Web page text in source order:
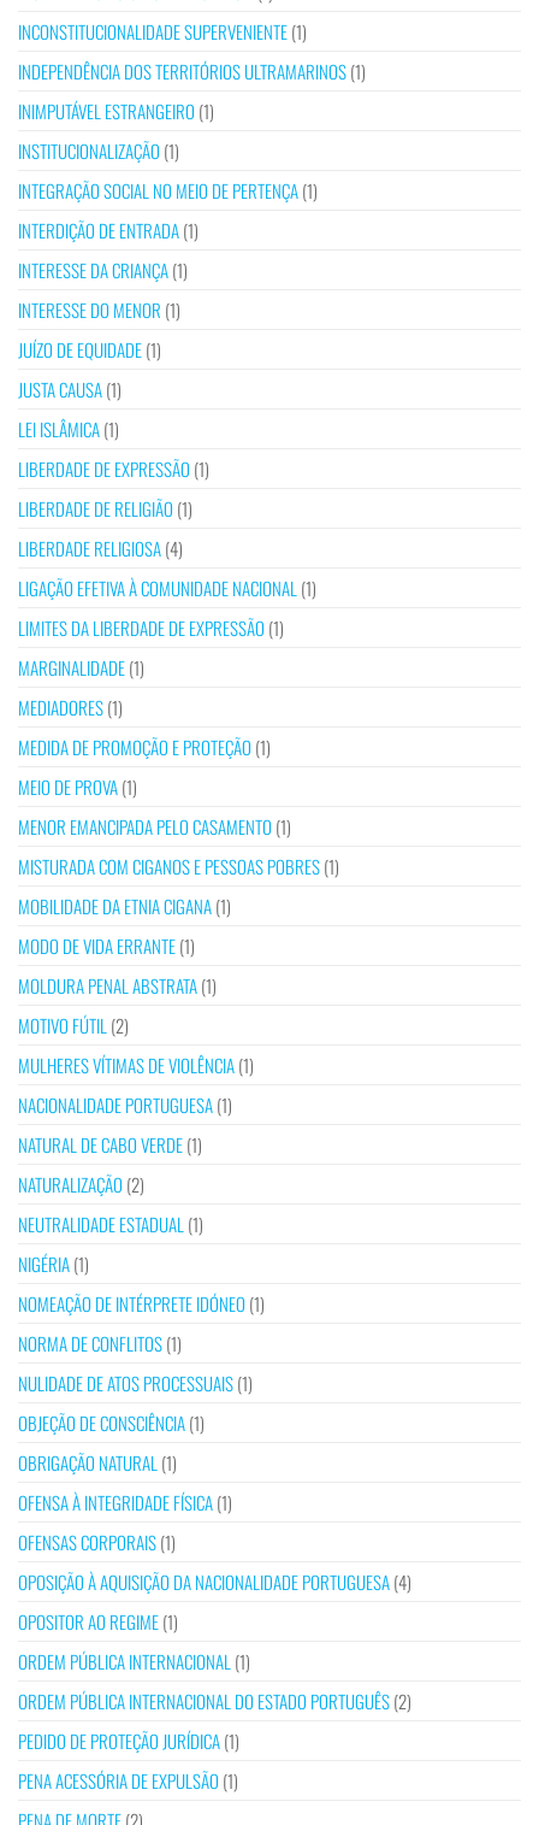
INCONSTITUCIONALIDADE SUPERVENIENTE(1)
INDEPENDÊNCIA DOS TERRITÓRIOS ULTRAMARINOS(1)
INIMPUTÁVEL ESTRANGEIRO (1)
INSTITUCIONALIZAÇÃO (1)
INTEGRAÇÃO SOCIAL NO MEIO DE PERTENÇA(1)
INTERDIÇÃO DE ENTRADA(1)
INTERESSE DA CRIANÇA(1)
INTERESSE DO MENOR (1)
JUÍZO DE EQUIDADE(1)
JUSTA CAUSA(1)
LEI ISLÂMICA(1)
LIBERDADE DE EXPRESSÃO (1)
LIBERDADE DE RELIGIÃO (1)
LIBERDADE RELIGIOSA(4)
LIGAÇÃO EFETIVA À COMUNIDADE NACIONAL (1)
LIMITES DA LIBERDADE DE EXPRESSÃO (1)
MARGINALIDADE(1)
MEDIADORES(1)
MEDIDA DE PROMOÇÃO E PROTEÇÃO (1)
MEIO DE PROVA(1)
MENOR EMANCIPADA PELO CASAMENTO (1)
MISTURADA COM CIGANOS E PESSOAS POBRES(1)
MOBILIDADE DA ETNIA CIGANA(1)
MODO DE VIDA ERRANTE(1)
MOLDURA PENAL ABSTRATA(1)
MOTIVO FÚTIL (2)
MULHERES VÍTIMAS DE VIOLÊNCIA(1)
NACIONALIDADE PORTUGUESA(1)
NATURAL DE CABO VERDE(1)
NATURALIZAÇÃO (2)
NEUTRALIDADE ESTADUAL (1)
NIGÉRIA(1)
NOMEAÇÃO DE INTÉRPRETE IDÓNEO (1)
NORMA DE CONFLITOS(1)
NULIDADE DE ATOS PROCESSUAIS(1)
OBJEÇÃO DE CONSCIÊNCIA(1)
OBRIGAÇÃO NATURAL (1)
OFENSA À INTEGRIDADE FÍSICA(1)
OFENSAS CORPORAIS(1)
OPOSIÇÃO À AQUISIÇÃO DA NACIONALIDADE PORTUGUESA(4)
OPOSITOR AO REGIME(1)
ORDEM PÚBLICA INTERNACIONAL (1)
ORDEM PÚBLICA INTERNACIONAL DO ESTADO PORTUGUÊS(2)
PEDIDO DE PROTEÇÃO JURÍDICA(1)
PENA ACESSÓRIA DE EXPULSÃO (1)